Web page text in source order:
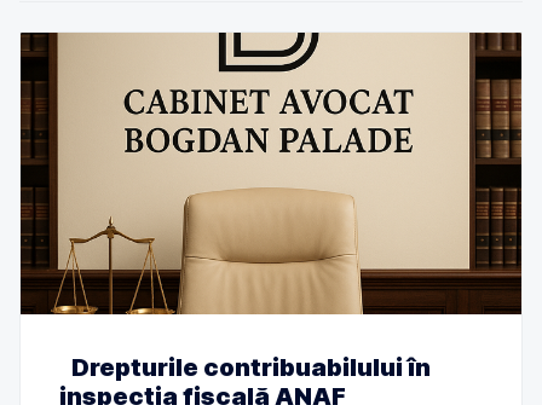
Drepturile contribuabilului în
inspecția fiscală ANAF